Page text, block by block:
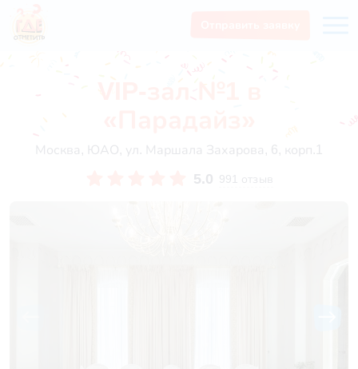
VIP-зал №1 в
Москва, ЮАО, ул. Маршала Захарова, 6, корп.1
5.0 991 отзыв